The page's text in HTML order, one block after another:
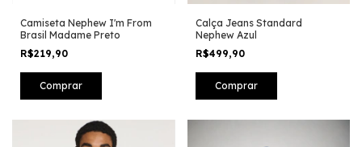
Camiseta Nephew I'm From
Brasil Madame Preto
R$219,90
Comprar
Calça Jeans Standard
Nephew Azul
R$499,90
Comprar